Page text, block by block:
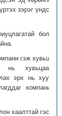
зэрэг үндсэн
болон
гэж хувьцаа
нь хувьцаанд
эрх нь хууль
компанийг
хаалттай гэсэн